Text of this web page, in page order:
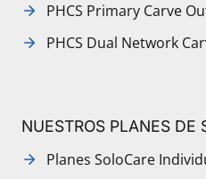
PHCS Primary Carve
PHCS Dual Network
NUESTROS PLANES DE
Planes SoloCare